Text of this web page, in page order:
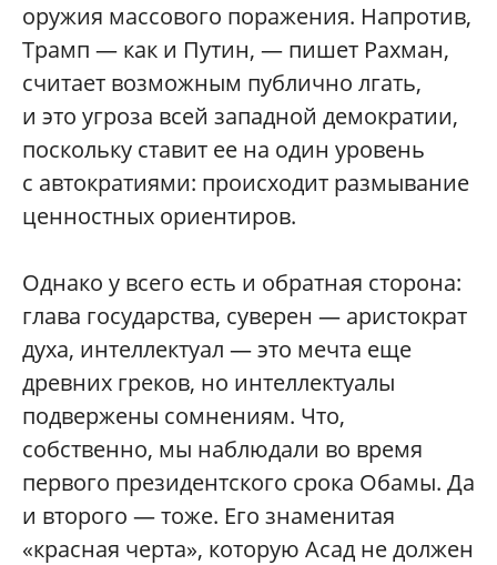
оружия массового поражения. Напротив,
Трамп — как и Путин, — пишет Рахман,
считает возможным публично лгать,
и это угроза всей западной демократии,
поскольку ставит ее на один уровень
с автократиями: происходит размывание
ценностных ориентиров.
Однако у всего есть и обратная сторона:
глава государства, суверен — аристократ
духа, интеллектуал — это мечта еще
древних греков, но интеллектуалы
подвержены сомнениям. Что,
собственно, мы наблюдали во время
первого президентского срока Обамы. Да
и второго — тоже. Его знаменитая
«красная черта», которую Асад не должен